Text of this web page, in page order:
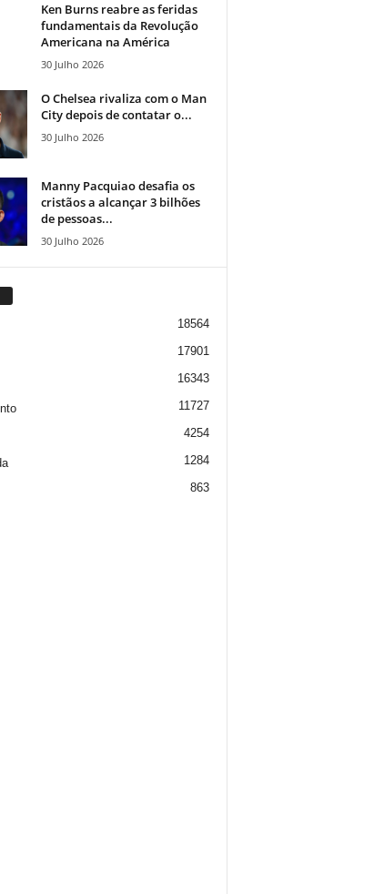
Ken Burns reabre as feridas
fundamentais da Revolução
Americana na América
30 Julho 2026
O Chelsea rivaliza com o Man
City depois de contatar o...
30 Julho 2026
Manny Pacquiao desafia os
cristãos a alcançar 3 bilhões
de pessoas...
30 Julho 2026
18564
17901
16343
11727
4254
1284
863